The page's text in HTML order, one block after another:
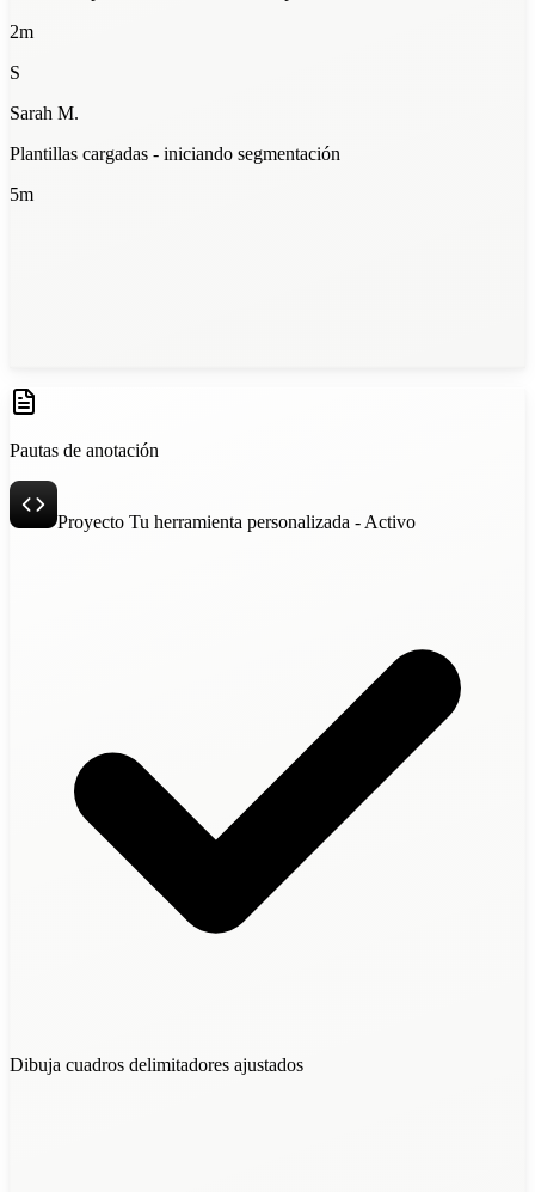
2m
S
Sarah M.
Plantillas cargadas - iniciando segmentación
5m
Pautas de anotación
Proyecto Tu herramienta personalizada - Activo
Dibuja cuadros delimitadores ajustados